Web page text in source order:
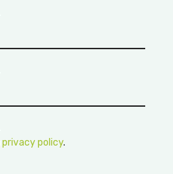
privacy policy.